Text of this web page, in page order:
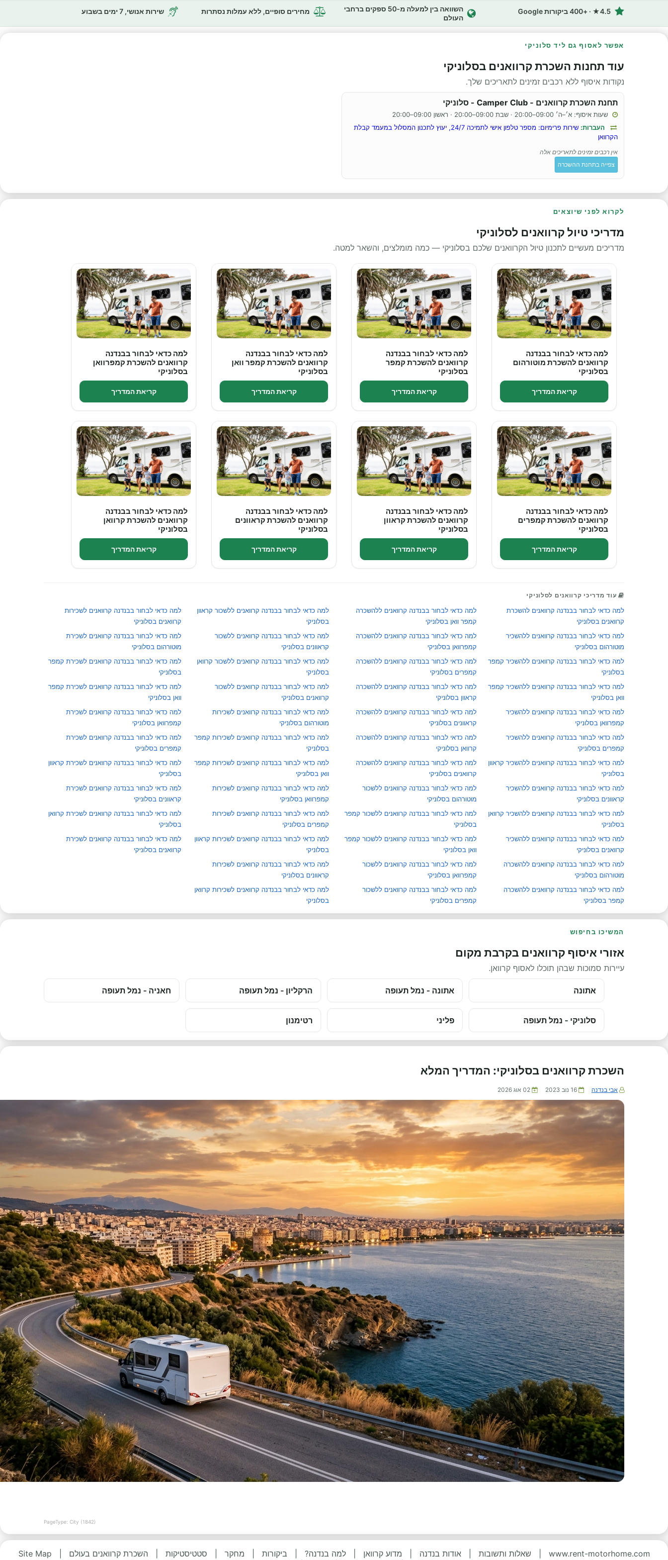
4.5★ · +400 ביקורות Google
השוואה בין למעלה מ-50 ספקים ברחבי
העולם
מחירים סופיים, ללא עמלות נסתרות שירות אנושי, 7 ימים בשבוע
אפשר לאסוף גם ליד סלוניקי
עוד תחנות השכרת קרוואנים בסלוניקי
נקודות איסוף ללא רכבים זמינים לתאריכים שלך.
תחנת השכרת קרוואנים - Camper Club - סלוניקי
שעות איסוף: א׳–ה׳ 09:00–20:00 · שבת 09:00–20:00 · ראשון 09:00–20:00
העברות:
שירות פרימיום: מספר טלפון אישי לתמיכה 24/7, יעוץ לתכנון המסלול במעמד קבלת
הקרוואן
אין רכבים זמינים לתאריכים אלה
צפייה בתחנת ההשכרה
לקרוא לפני שיוצאים
מדריכי טיול קרוואנים לסלוניקי
מדריכים מעשיים לתכנון טיול הקרוואנים שלכם בסלוניקי — כמה מומלצים, והשאר למטה.
למה כדאי לבחור בבנדנה
קרוואנים להשכרת מוטורהום
בסלוניקי
קריאת המדריך
למה כדאי לבחור בבנדנה
קרוואנים להשכרת קמפר
בסלוניקי
קריאת המדריך
למה כדאי לבחור בבנדנה
קרוואנים להשכרת קמפר וואן
בסלוניקי
קריאת המדריך
למה כדאי לבחור בבנדנה
קרוואנים להשכרת קמפרוואן
בסלוניקי
קריאת המדריך
למה כדאי לבחור בבנדנה
קרוואנים להשכרת קמפרים
בסלוניקי
קריאת המדריך
למה כדאי לבחור בבנדנה
קרוואנים להשכרת קראוון
בסלוניקי
קריאת המדריך
למה כדאי לבחור בבנדנה
קרוואנים להשכרת קראוונים
בסלוניקי
קריאת המדריך
למה כדאי לבחור בבנדנה
קרוואנים להשכרת קרוואן
בסלוניקי
קריאת המדריך
עוד מדריכי קרוואנים לסלוניקי
למה כדאי לבחור בבנדנה קרוואנים להשכרת
קרוואנים בסלוניקי
למה כדאי לבחור בבנדנה קרוואנים ללהשכיר
מוטורהום בסלוניקי
למה כדאי לבחור בבנדנה קרוואנים ללהשכיר קמפר
בסלוניקי
למה כדאי לבחור בבנדנה קרוואנים ללהשכיר קמפר
וואן בסלוניקי
למה כדאי לבחור בבנדנה קרוואנים ללהשכיר
קמפרוואן בסלוניקי
למה כדאי לבחור בבנדנה קרוואנים ללהשכיר
קמפרים בסלוניקי
למה כדאי לבחור בבנדנה קרוואנים ללהשכיר קראוון
בסלוניקי
למה כדאי לבחור בבנדנה קרוואנים ללהשכיר
קראוונים בסלוניקי
למה כדאי לבחור בבנדנה קרוואנים ללהשכיר קרוואן
בסלוניקי
למה כדאי לבחור בבנדנה קרוואנים ללהשכיר
קרוואנים בסלוניקי
למה כדאי לבחור בבנדנה קרוואנים ללהשכרה
מוטורהום בסלוניקי
למה כדאי לבחור בבנדנה קרוואנים ללהשכרה
קמפר בסלוניקי
למה כדאי לבחור בבנדנה קרוואנים ללהשכרה
קמפר וואן בסלוניקי
למה כדאי לבחור בבנדנה קרוואנים ללהשכרה
קמפרוואן בסלוניקי
למה כדאי לבחור בבנדנה קרוואנים ללהשכרה
קמפרים בסלוניקי
למה כדאי לבחור בבנדנה קרוואנים ללהשכרה
קראוון בסלוניקי
למה כדאי לבחור בבנדנה קרוואנים ללהשכרה
קראוונים בסלוניקי
למה כדאי לבחור בבנדנה קרוואנים ללהשכרה
קרוואן בסלוניקי
למה כדאי לבחור בבנדנה קרוואנים ללהשכרה
קרוואנים בסלוניקי
למה כדאי לבחור בבנדנה קרוואנים ללשכור
מוטורהום בסלוניקי
למה כדאי לבחור בבנדנה קרוואנים ללשכור קמפר
בסלוניקי
למה כדאי לבחור בבנדנה קרוואנים ללשכור קמפר
וואן בסלוניקי
למה כדאי לבחור בבנדנה קרוואנים ללשכור
קמפרוואן בסלוניקי
למה כדאי לבחור בבנדנה קרוואנים ללשכור
קמפרים בסלוניקי
למה כדאי לבחור בבנדנה קרוואנים ללשכור קראוון
בסלוניקי
למה כדאי לבחור בבנדנה קרוואנים ללשכור
קראוונים בסלוניקי
למה כדאי לבחור בבנדנה קרוואנים ללשכור קרוואן
בסלוניקי
למה כדאי לבחור בבנדנה קרוואנים ללשכור
קרוואנים בסלוניקי
למה כדאי לבחור בבנדנה קרוואנים לשכירות
מוטורהום בסלוניקי
למה כדאי לבחור בבנדנה קרוואנים לשכירות קמפר
בסלוניקי
למה כדאי לבחור בבנדנה קרוואנים לשכירות קמפר
וואן בסלוניקי
למה כדאי לבחור בבנדנה קרוואנים לשכירות
קמפרוואן בסלוניקי
למה כדאי לבחור בבנדנה קרוואנים לשכירות
קמפרים בסלוניקי
למה כדאי לבחור בבנדנה קרוואנים לשכירות קראוון
בסלוניקי
למה כדאי לבחור בבנדנה קרוואנים לשכירות
קראוונים בסלוניקי
למה כדאי לבחור בבנדנה קרוואנים לשכירות קרוואן
בסלוניקי
למה כדאי לבחור בבנדנה קרוואנים לשכירות
קרוואנים בסלוניקי
למה כדאי לבחור בבנדנה קרוואנים לשכירת
מוטורהום בסלוניקי
למה כדאי לבחור בבנדנה קרוואנים לשכירת קמפר
בסלוניקי
למה כדאי לבחור בבנדנה קרוואנים לשכירת קמפר
וואן בסלוניקי
למה כדאי לבחור בבנדנה קרוואנים לשכירת
קמפרוואן בסלוניקי
למה כדאי לבחור בבנדנה קרוואנים לשכירת
קמפרים בסלוניקי
למה כדאי לבחור בבנדנה קרוואנים לשכירת קראוון
בסלוניקי
למה כדאי לבחור בבנדנה קרוואנים לשכירת
קראוונים בסלוניקי
למה כדאי לבחור בבנדנה קרוואנים לשכירת קרוואן
בסלוניקי
למה כדאי לבחור בבנדנה קרוואנים לשכירת
קרוואנים בסלוניקי
המשיכו בחיפוש
אזורי איסוף קרוואנים בקרבת מקום
עיירות סמוכות שבהן תוכלו לאסוף קרוואן.
אתונה אתונה - נמל תעופה הרקליון - נמל תעופה חאניה - נמל תעופה
סלוניקי - נמל תעופה פליני רטימנון
השכרת קרוואנים בסלוניקי: המדריך המלא
אבי בנדנה 16 נוב 2023 02 אוג 2026
PageType: City (1842)
www.rent-motorhome.com שאלות ותשובות אודות בנדנה מדוע קרוואן למה בנדנה? ביקורות מחקר סטטיסטיקות השכרת קרוואנים בעולם
Site Map